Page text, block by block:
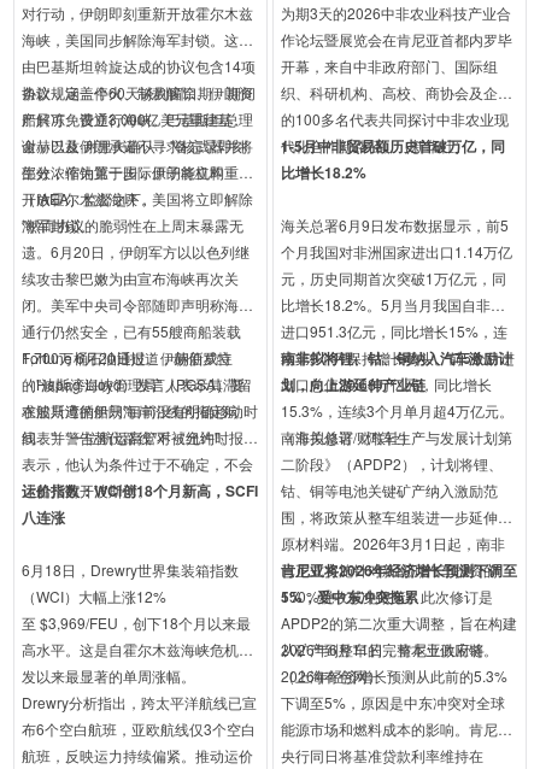
对行动，伊朗即刻重新开放霍尔木兹
海峡，美国同步解除海军封锁。这份
由巴基斯坦斡旋达成的协议包含14项
条款，涵盖停火、制裁解除、伊朗资
产解冻、设立3,000亿美元重建基
金，以及伊朗承诺不寻求核武器并将
部分浓缩铀置于国际原子能机构
（IAEA）监督之下。
协议规定一个60天谈判窗口期，期间
船只可免费通行海峡。巴基斯坦总理
谢赫巴兹·谢里夫确认："备忘录即刻
生效，作为第一步，伊朗将立即重新
开放霍尔木兹海峡，美国将立即解除
海军封锁。
"然而协议的脆弱性在上周末暴露无
遗。6月20日，伊朗军方以以色列继
续攻击黎巴嫩为由宣布海峡再次关
闭。美军中央司令部随即声明称海峡
通行仍然安全，已有55艘商船装载
1,700万桶石油通过。伊朗新成立
的"波斯湾海峡管理局"（PGSA）要
求船只遵循伊朗海岸沿线的指定航
线，并警告替代路线"不被允许"。
Fortune 6月20日报道，赫伯罗特
（Hapag-Lloyd）发言人表示其滞留
在波斯湾的船只"目前没有明确移动时
间表"。一位航运高管对《纽约时报》
表示，他认为条件过于不确定，不会
让船只离开波斯湾。
运价指数：WCI创18个月新高，SCFI
八连涨
6月18日，Drewry世界集装箱指数
（WCI）大幅上涨12%
至 $3,969/FEU，创下18个月以来最
高水平。这是自霍尔木兹海峡危机爆
发以来最显著的单周涨幅。
Drewry分析指出，跨太平洋航线已宣
布6个空白航班，亚欧航线仅3个空白
航班，反映运力持续偏紧。推动运价
为期3天的2026中非农业科技产业合
作论坛暨展览会在肯尼亚首都内罗毕
开幕，来自中非政府部门、国际组
织、科研机构、高校、商协会及企业
的100多名代表共同探讨中非农业现
代化合作新路径。（新华社）
1-5月中非贸易额历史首破万亿，同
比增长18.2%
海关总署6月9日发布数据显示，前5
个月我国对非洲国家进出口1.14万亿
元，历史同期首次突破1万亿元，同
比增长18.2%。5月当月我国自非洲
进口951.3亿元，同比增长15%，连
续第9个月保持增长势头。前5个月进
出口总值20.68万亿元，同比增长
15.3%，连续3个月单月超4万亿元。
（海关总署/财联社）
南非拟将锂、钴、铜纳入汽车激励计
划，向上游延伸产业链
南非拟修订《汽车生产与发展计划第
二阶段》（APDP2），计划将锂、
钴、铜等电池关键矿产纳入激励范
围，将政策从整车组装进一步延伸至
原材料端。2026年3月1日起，南非
已正式实施针对新能源汽车投资的
150%税收减免政策。此次修订是
APDP2的第二次重大调整，旨在构建
从矿产到整车的完整本土供应链。
（上海有色网）
肯尼亚将2026年经济增长预测下调至
5%，受中东冲突拖累
2026年6月11日，肯尼亚政府将
2026年经济增长预测从此前的5.3%
下调至5%，原因是中东冲突对全球
能源市场和燃料成本的影响。肯尼亚
央行同日将基准贷款利率维持在